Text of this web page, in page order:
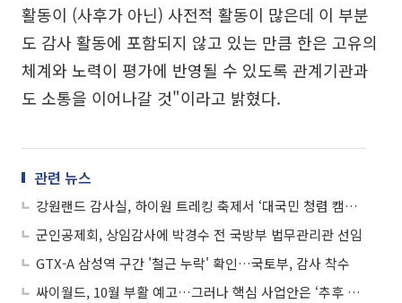
활동이 (사후가 아닌) 사전적 활동이 많은데 이 부분
도 감사 활동에 포함되지 않고 있는 만큼 한은 고유의
체계와 노력이 평가에 반영될 수 있도록 관계기관과
도 소통을 이어나갈 것"이라고 밝혔다.
관련 뉴스
강원랜드 감사실, 하이원 트레킹 축제서 ‘대국민 청렴 캠페인’ 전개
군인공제회, 상임감사에 박경수 전 국방부 법무관리관 선임
GTX-A 삼성역 구간 '철근 누락' 확인…국토부, 감사 착수
싸이월드, 10월 부활 예고…그러나 핵심 사업안은 ‘추후 공개’